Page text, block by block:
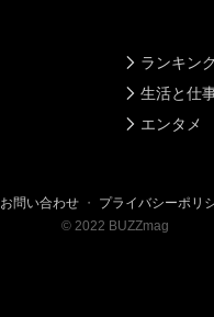
ランキン
生活と仕
エンタメ
お問い合わせ ・ プライバシーポリ
© 2022 BUZZmag